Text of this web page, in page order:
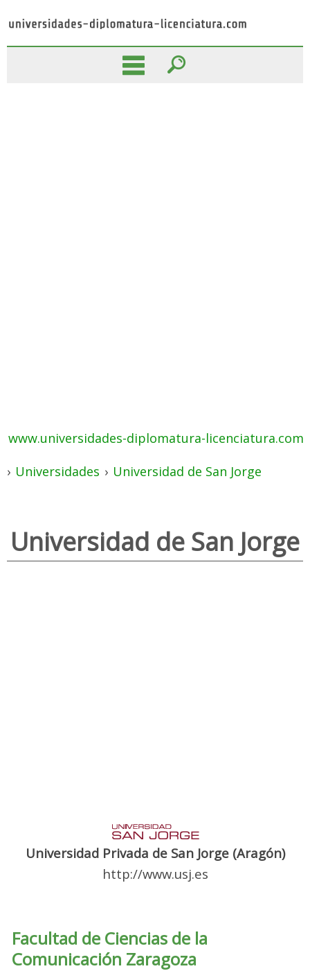
www.universidades-diplomatura-licenciatura.com
› Universidades › Universidad de San Jorge
Universidad de San Jorge
Universidad Privada de San Jorge (Aragón)
http://www.usj.es
Facultad de Ciencias de la
Comunicación Zaragoza